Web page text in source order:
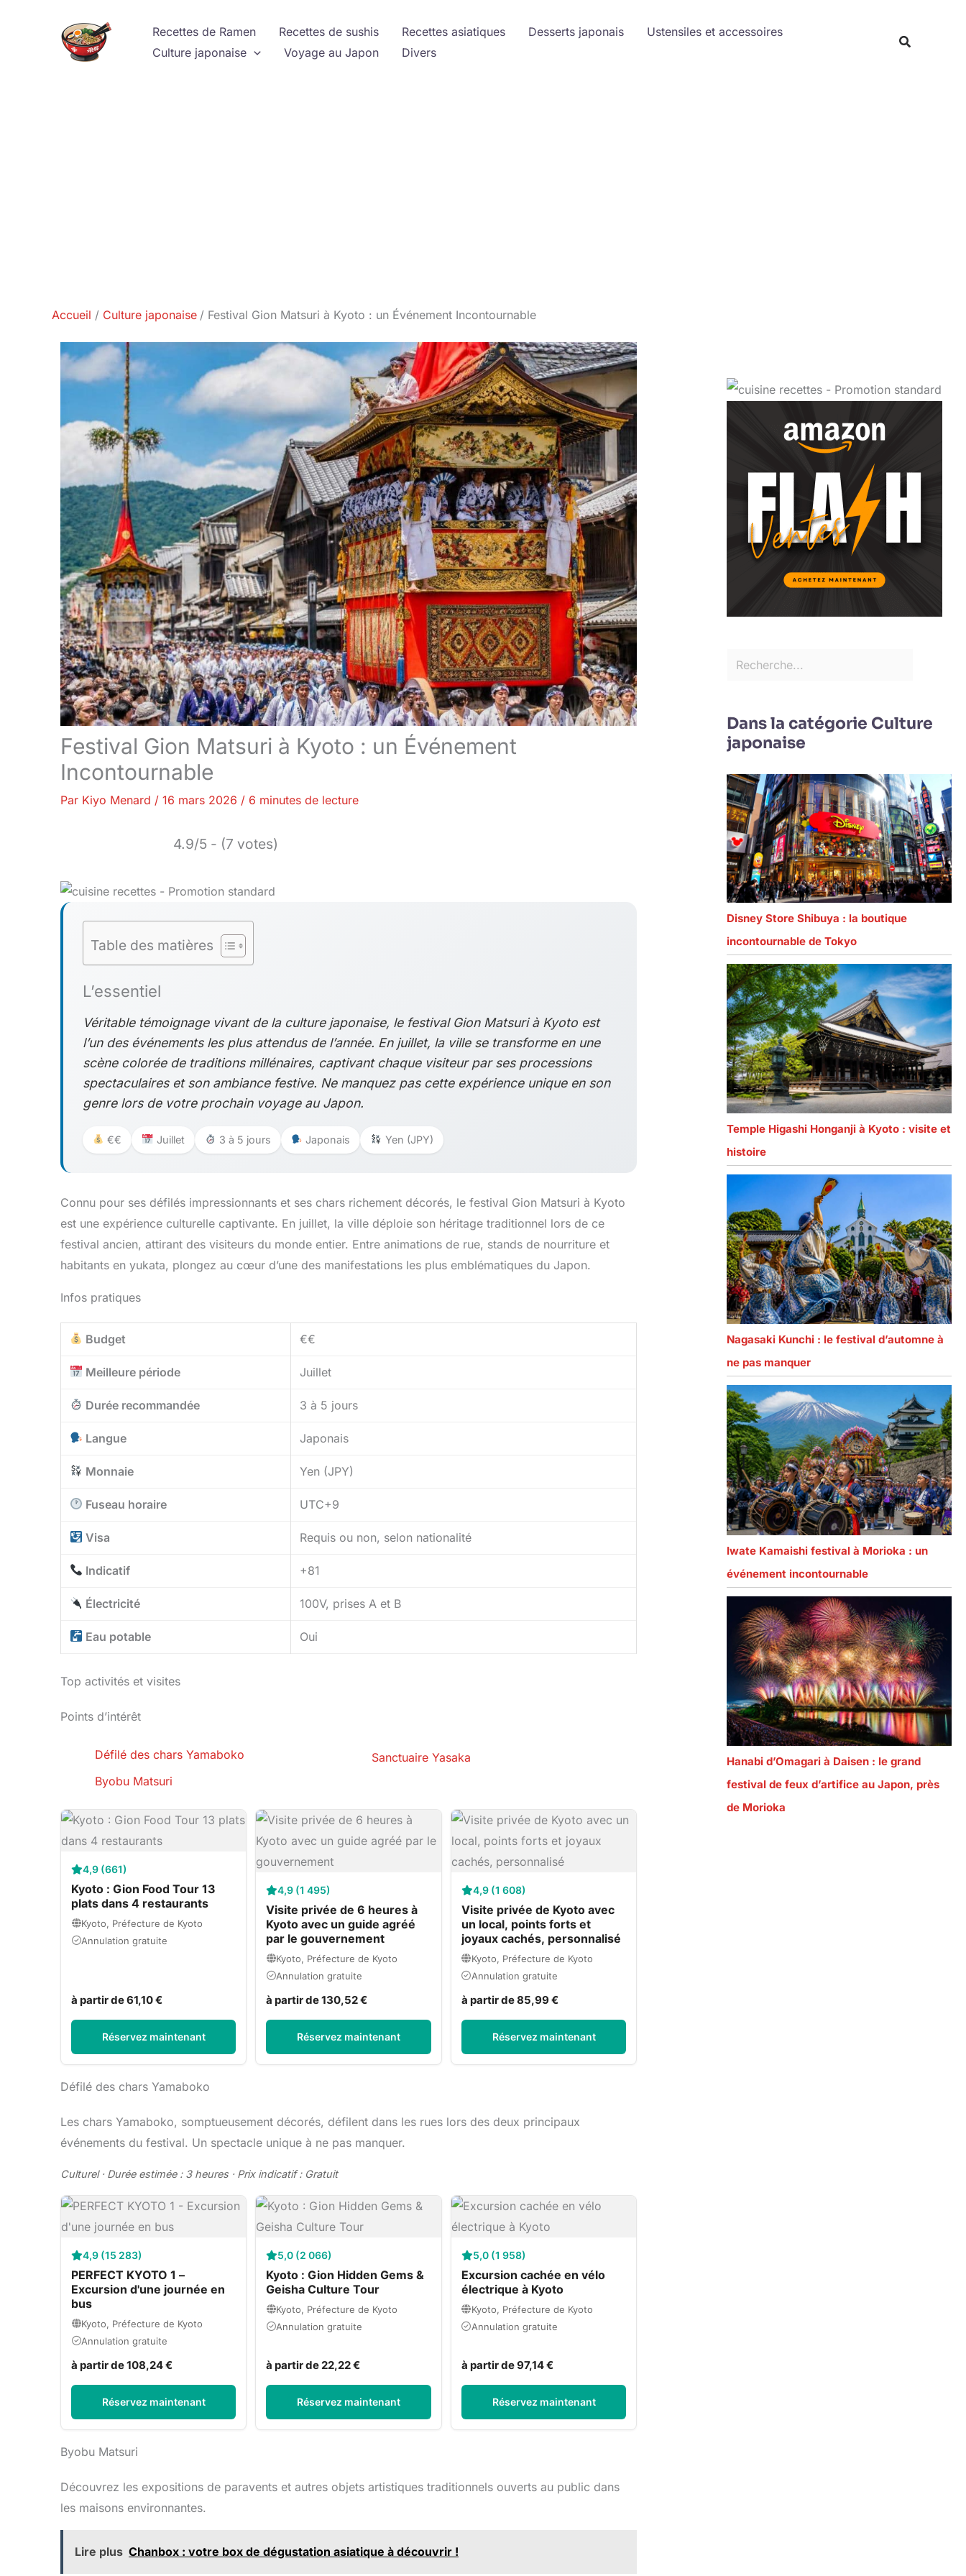
Recettes de Ramen Recettes de sushis Recettes asiatiques Desserts japonais
Ustensiles et accessoires
Culture japonaise
Voyage au Japon Divers
Accueil Culture japonaise Festival Gion Matsuri à Kyoto : un Événement Incontournable
Festival Gion Matsuri à Kyoto : un Événement
Incontournable
Par Kiyo Menard / 16 mars 2026 / 6 minutes de lecture
4.9/5 - (7 votes)
Table des matières
L’essentiel
Véritable témoignage vivant de la culture japonaise, le festival Gion Matsuri à Kyoto est
l’un des événements les plus attendus de l’année. En juillet, la ville se transforme en une
scène colorée de traditions millénaires, captivant chaque visiteur par ses processions
spectaculaires et son ambiance festive. Ne manquez pas cette expérience unique en son
genre lors de votre prochain voyage au Japon.
€€ Juillet 3 à 5 jours Japonais Yen (JPY)
Connu pour ses défilés impressionnants et ses chars richement décorés, le festival Gion Matsuri à Kyoto
est une expérience culturelle captivante. En juillet, la ville déploie son héritage traditionnel lors de ce
festival ancien, attirant des visiteurs du monde entier. Entre animations de rue, stands de nourriture et
habitants en yukata, plongez au cœur d’une des manifestations les plus emblématiques du Japon.
Infos pratiques
Budget €€
Meilleure période Juillet
Durée recommandée 3 à 5 jours
Langue Japonais
Monnaie Yen (JPY)
Fuseau horaire UTC+9
Visa Requis ou non, selon nationalité
Indicatif +81
Électricité 100V, prises A et B
Eau potable Oui
Top activités et visites
Points d’intérêt
Défilé des chars Yamaboko
Byobu Matsuri
Sanctuaire Yasaka
4,9 (661)
Kyoto : Gion Food Tour 13
plats dans 4 restaurants
Kyoto, Préfecture de Kyoto
Annulation gratuite
à partir de 61,10 €
Réservez maintenant
4,9 (1 495)
Visite privée de 6 heures à
Kyoto avec un guide agréé
par le gouvernement
Kyoto, Préfecture de Kyoto
Annulation gratuite
à partir de 130,52 €
Réservez maintenant
4,9 (1 608)
Visite privée de Kyoto avec
un local, points forts et
joyaux cachés, personnalisé
Kyoto, Préfecture de Kyoto
Annulation gratuite
à partir de 85,99 €
Réservez maintenant
Défilé des chars Yamaboko
Les chars Yamaboko, somptueusement décorés, défilent dans les rues lors des deux principaux
événements du festival. Un spectacle unique à ne pas manquer.
Culturel · Durée estimée : 3 heures · Prix indicatif : Gratuit
4,9 (15 283)
PERFECT KYOTO 1 –
Excursion d'une journée en
bus
Kyoto, Préfecture de Kyoto
Annulation gratuite
à partir de 108,24 €
Réservez maintenant
5,0 (2 066)
Kyoto : Gion Hidden Gems &
Geisha Culture Tour
Kyoto, Préfecture de Kyoto
Annulation gratuite
à partir de 22,22 €
Réservez maintenant
5,0 (1 958)
Excursion cachée en vélo
électrique à Kyoto
Kyoto, Préfecture de Kyoto
Annulation gratuite
à partir de 97,14 €
Réservez maintenant
Byobu Matsuri
Découvrez les expositions de paravents et autres objets artistiques traditionnels ouverts au public dans
les maisons environnantes.
Lire plus Chanbox : votre box de dégustation asiatique à découvrir !
Dans la catégorie Culture
japonaise
Disney Store Shibuya : la boutique
incontournable de Tokyo
Temple Higashi Honganji à Kyoto : visite et
histoire
Nagasaki Kunchi : le festival d’automne à
ne pas manquer
Iwate Kamaishi festival à Morioka : un
événement incontournable
Hanabi d’Omagari à Daisen : le grand
festival de feux d’artifice au Japon, près
de Morioka